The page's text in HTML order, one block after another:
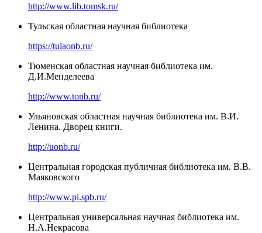
http://www.lib.tomsk.ru/
Тульская областная научная библиотека
https://tulaonb.ru/
Тюменская областная научная библиотека им.
Д.И.Менделеева
http://www.tonb.ru/
Ульяновская областная научная библиотека им. В.И.
Ленина. Дворец книги.
http://uonb.ru/
Центральная городская публичная библиотека им. В.В.
Маяковского
http://www.pl.spb.ru/
Центральная универсальная научная библиотека им.
Н.А.Некрасова